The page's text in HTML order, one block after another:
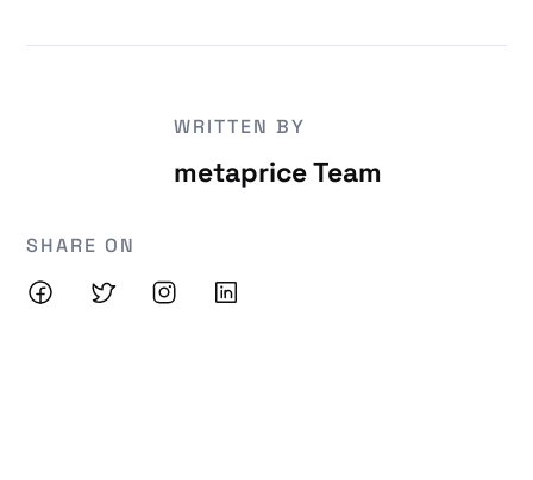
WRITTEN BY
metaprice Team
SHARE ON